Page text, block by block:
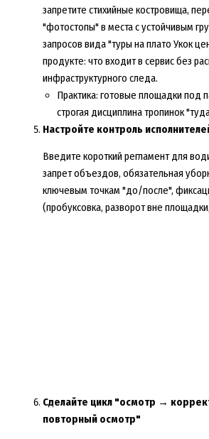
запретите стихийные костровища,
"фотостопы" в места с устойчивым
запросов вида "туры на плато Укок
продукте: что входит в сервис без
инфраструктурного следа.
Практика: готовые площадки под
строгая дисциплина тропинок
Настройте контроль
Введите короткий регламент для
запрет объездов, обязательная
ключевым точкам "до/после",
(пробуксовка, разворот вне
Сделайте цикл "осмотр →
повторный осмотр"